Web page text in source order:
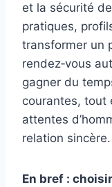
et la sécurité
pratiques,
transformer un
rendez‑vous
gagner du
courantes, tout
attentes
relation sincère.
En bref :